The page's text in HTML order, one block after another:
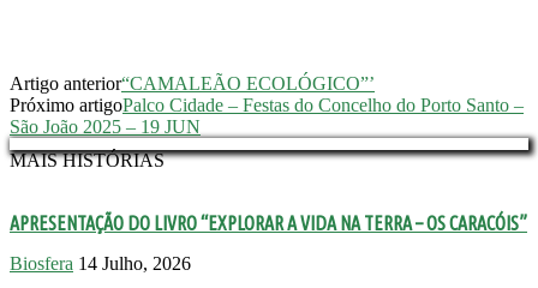
Artigo anterior“CAMALEÃO ECOLÓGICO”’
Próximo artigoPalco Cidade – Festas do Concelho do Porto Santo –
São João 2025 – 19 JUN
MAIS HISTÓRIAS
APRESENTAÇÃO DO LIVRO “EXPLORAR A VIDA NA TERRA – OS CARACÓIS”
Biosfera 14 Julho, 2026